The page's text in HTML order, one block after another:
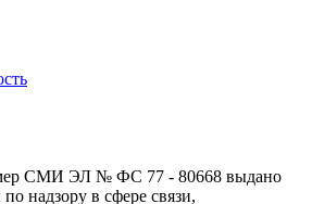
СМИ ЭЛ № ФС 77 - 80668 выдано
надзору в сфере связи,